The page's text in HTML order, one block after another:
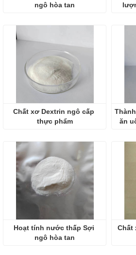
ngô hòa tan
Chất xơ Dextrin ngô cấp
thực phẩm
ăn
Hoạt tính nước thấp Sợi
ngô hòa tan
Chất